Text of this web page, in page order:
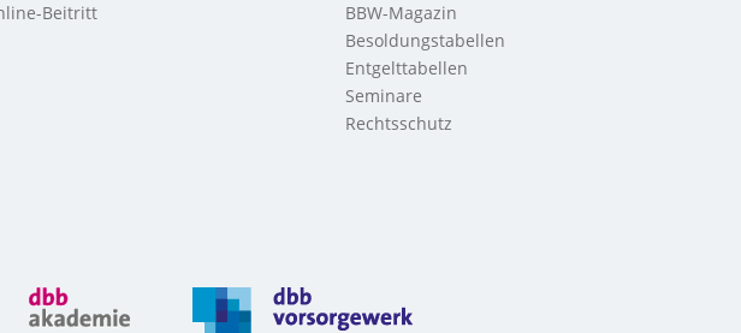
Beitritt
BBW-Magazin
Besoldungstabellen
Entgelttabellen
Seminare
Rechtsschutz